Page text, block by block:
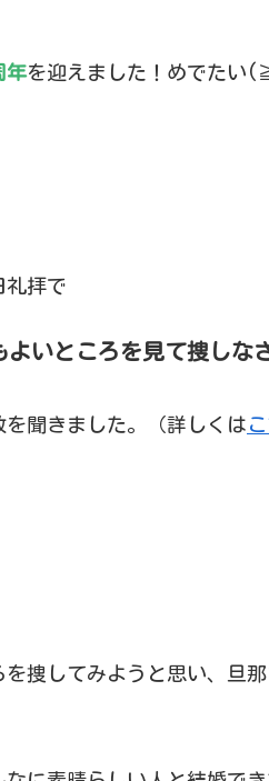
年を迎えました！めでた
礼拝で
よいところを見て捜しな
聞きました。（詳しくは
捜してみようと思い、旦